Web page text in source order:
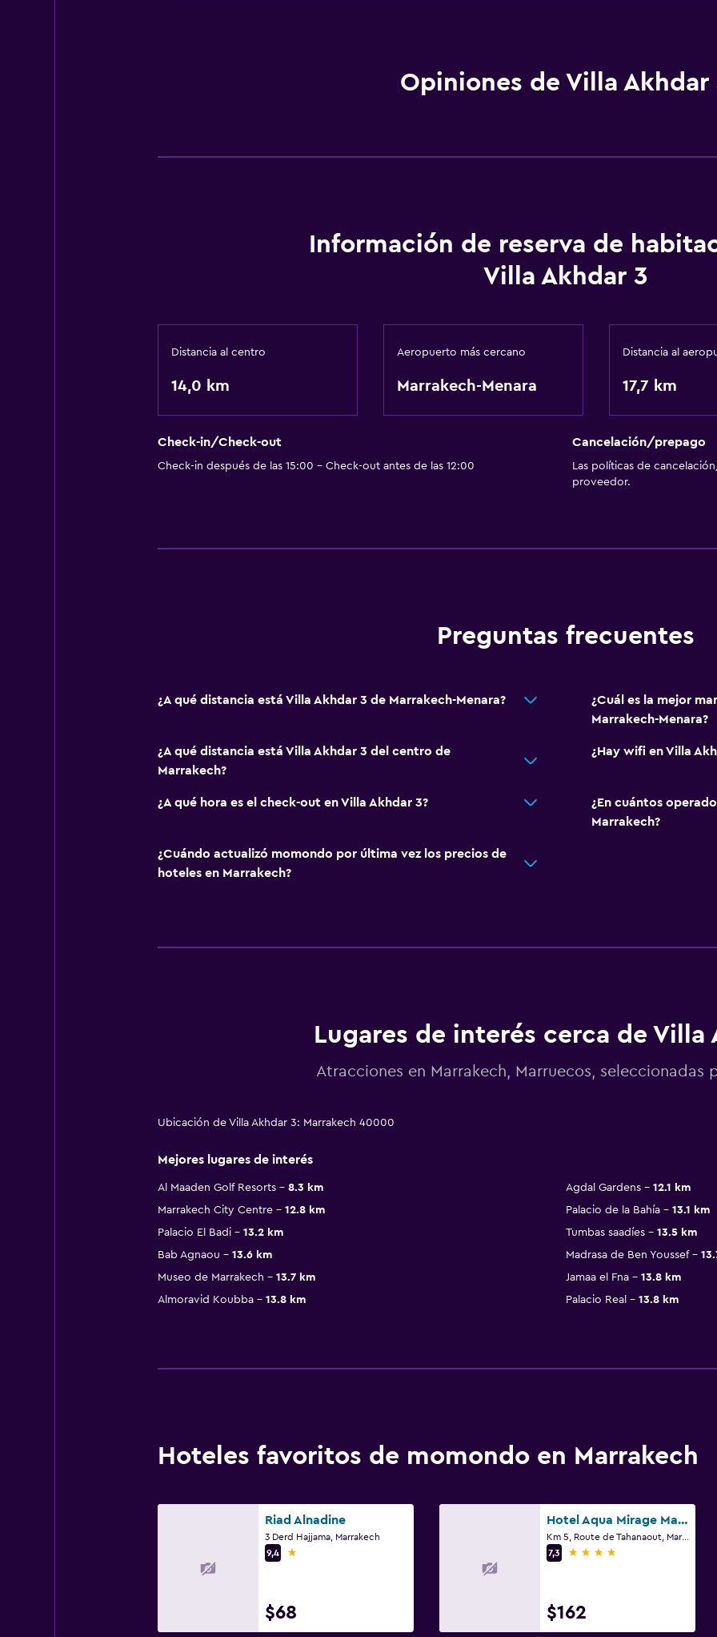
Opiniones de Villa Akhdar
Información de reserva de
Villa Akhdar 3
Distancia al centro
14,0 km
Aeropuerto más cercano
Marrakech-Menara
Distancia al
17,7 km
Check-in/Check-out
Check-in después de las 15:00 - Check-out antes de las 12:00
Cancelación/prepago
Las políticas de
proveedor.
Preguntas frecuentes
¿A qué distancia está Villa Akhdar 3 de Marrakech-Menara?
¿Cuál es la mejor
Marrakech-Menara?
¿A qué distancia está Villa Akhdar 3 del centro de
Marrakech?
¿Hay wifi en Villa
¿A qué hora es el check-out en Villa Akhdar 3?
¿En cuántos
Marrakech?
¿Cuándo actualizó momondo por última vez los precios de
hoteles en Marrakech?
Lugares de interés cerca de Villa
Atracciones en Marrakech, Marruecos, seleccionadas
Ubicación de Villa Akhdar 3: Marrakech 40000
Mejores lugares de interés
Al Maaden Golf Resorts 8.3 km Agdal Gardens
12.1 km
Marrakech City Centre
12.8 km Palacio de la Bahía
13.1 km
Palacio El Badi
13.2 km Tumbas saadíes
13.5 km
Bab Agnaou
13.6 km Madrasa de Ben Youssef
Museo de Marrakech
13.7 km Jamaa el Fna
13.8 km
Almoravid Koubba
13.8 km Palacio Real 13.8 km
Hoteles favoritos de momondo en Marrakech
Riad Alnadine
3 Derd Hajjama, Marrakech
9,4
1 estrella
$68
Hotel Aqua Mirage Marrakech
Km 5, Route de Tahanaout, Marrakech
7,3
4 estrellas
$162